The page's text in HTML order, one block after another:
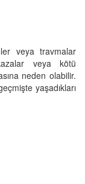
veya travmalar
veya kötü
neden olabilir.
yaşadıkları